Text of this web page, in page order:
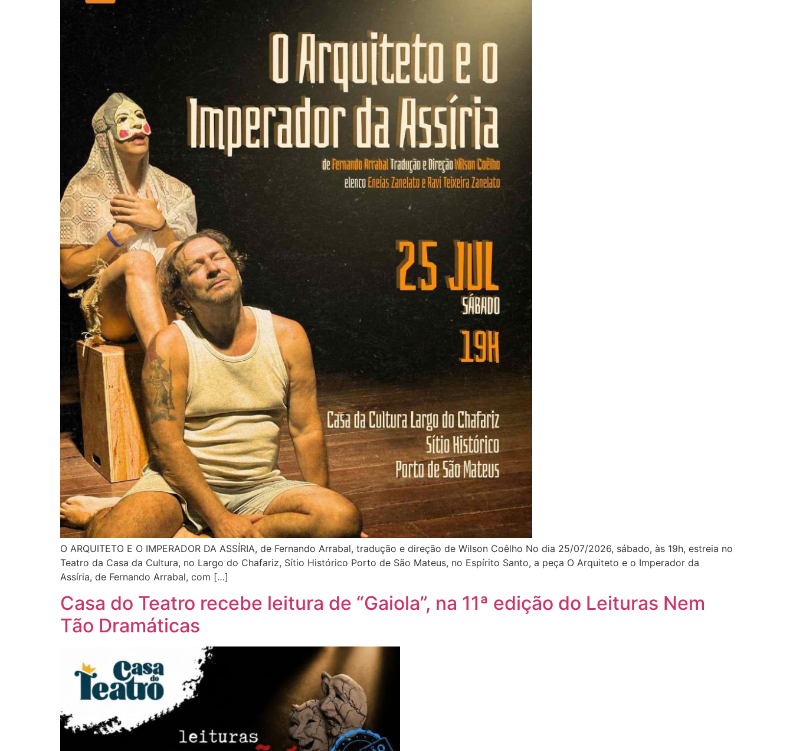
O ARQUITETO E O IMPERADOR DA ASSÍRIA, de Fernando Arrabal, tradução e direção de Wilson Coêlho No dia 25/07/2026, sábado, às 19h, estreia no
Teatro da Casa da Cultura, no Largo do Chafariz, Sítio Histórico Porto de São Mateus, no Espírito Santo, a peça O Arquiteto e o Imperador da
Assíria, de Fernando Arrabal, com […]
Casa do Teatro recebe leitura de “Gaiola”, na 11ª edição do Leituras Nem
Tão Dramáticas